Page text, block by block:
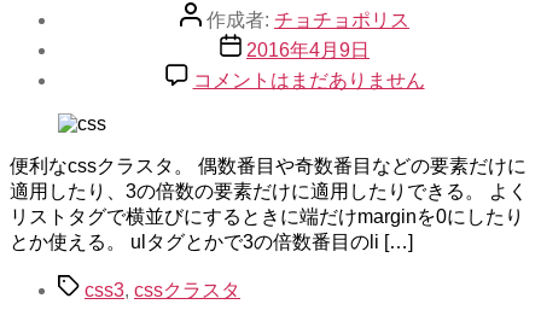
投
者
作成者: チョチョポリス
投
稿
日
2016年4月9日
css
ク
タ
で
偶
数
目
コメントはまだありません
便利なcssクラスタ。 偶数番目や奇数番目などの要素だけに
適用したり、3の倍数の要素だけに適用したりできる。 よく
リストタグで横並びにするときに端だけmarginを0にしたり
とか使える。 ulタグとかで3の倍数番目のli […]
タ css3, cssクラスタ